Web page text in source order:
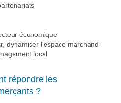
économique
dynamiser l'espace marchand
local
répondre les
?